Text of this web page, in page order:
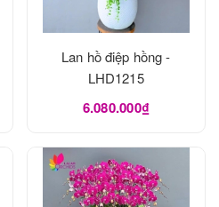
Lan hồ điệp hồng -
LHD1215
6.080.000₫